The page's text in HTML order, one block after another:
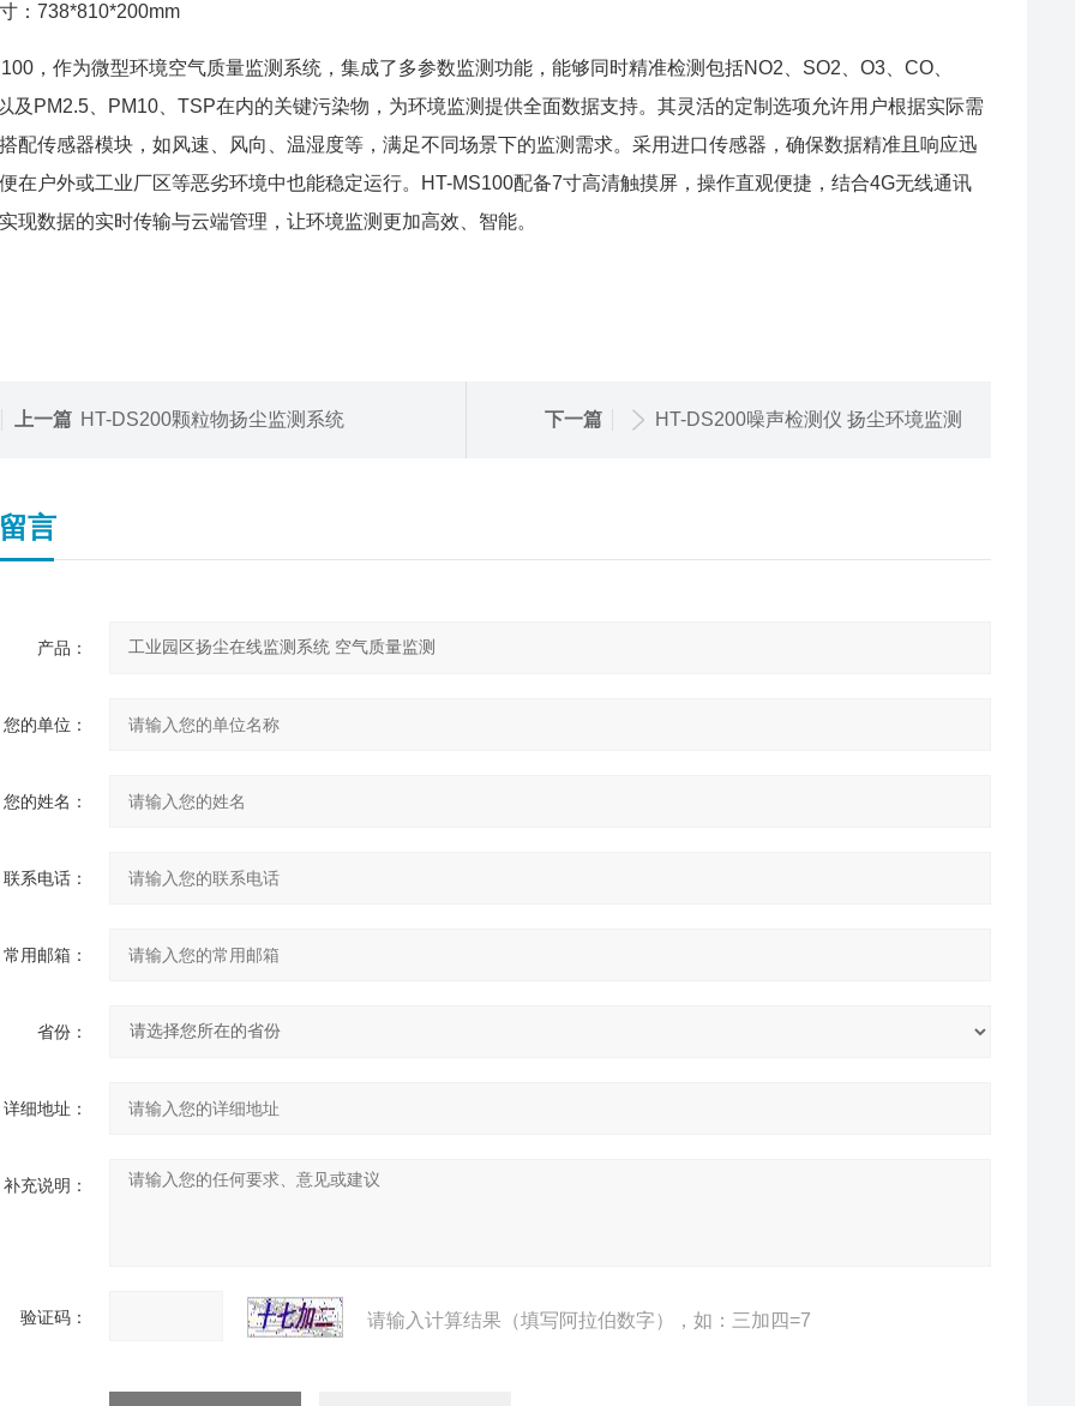
：738*810*200mm
，作为微型环境空气质量监测系统，集成了多参数监测功能，能够同时精准检测包括NO2、SO2、O3、CO、
及PM2.5、PM10、TSP在内的关键污染物，为环境监测提供全面数据支持。其灵活的定制选项允许用户根据实际需
配传感器模块，如风速、风向、温湿度等，满足不同场景下的监测需求。采用进口传感器，确保数据精准且响应迅
在户外或工业厂区等恶劣环境中也能稳定运行。HT-MS100配备7寸高清触摸屏，操作直观便捷，结合4G无线通讯
现数据的实时传输与云端管理，让环境监测更加高效、智能。
上一篇 HT-DS200颗粒物扬尘监测系统 下一篇 HT-DS200噪声检测仪 扬尘环境监测
言
产品：
您的单位：
您的姓名：
联系电话：
常用邮箱：
省份：
详细地址：
补充说明：
验证码： 请输入计算结果（填写阿拉伯数字），如：三加四=7